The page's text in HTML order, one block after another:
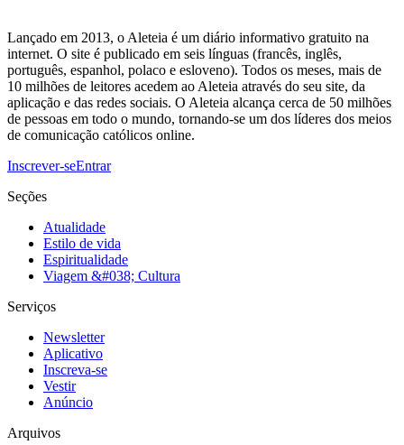
Lançado em 2013, o Aleteia é um diário informativo gratuito na
internet. O site é publicado em seis línguas (francês, inglês,
português, espanhol, polaco e esloveno). Todos os meses, mais de
10 milhões de leitores acedem ao Aleteia através do seu site, da
aplicação e das redes sociais. O Aleteia alcança cerca de 50 milhões
de pessoas em todo o mundo, tornando-se um dos líderes dos meios
de comunicação católicos online.
Inscrever-seEntrar
Seções
Atualidade
Estilo de vida
Espiritualidade
Viagem &#038; Cultura
Serviços
Newsletter
Aplicativo
Inscreva-se
Vestir
Anúncio
Arquivos